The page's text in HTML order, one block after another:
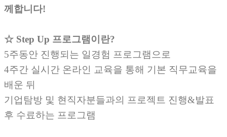
께합니다!
☆ Step Up 프로그램이란?
5주동안 진행되는 일경험 프로그램으로
4주간 실시간 온라인 교육을 통해 기본 직무교육을
배운 뒤
기업탐방 및 현직자분들과의 프로젝트 진행&발표
후 수료하는 프로그램